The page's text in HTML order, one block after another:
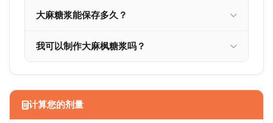
大麻糖浆能保存多久？
我可以制作大麻枫糖浆吗？
计算您的剂量